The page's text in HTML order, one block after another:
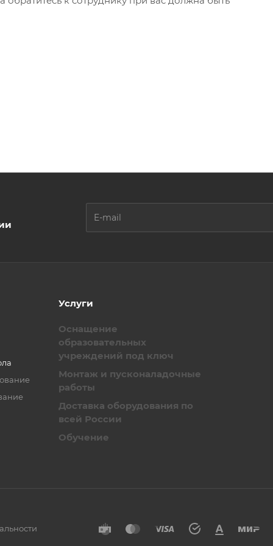
Услуги
Оснащение
образовательных
учреждений под ключ
Монтаж и пусконаладочные
работы
Доставка оборудования по
всей России
Обучение